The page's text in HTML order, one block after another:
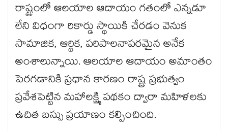
రాష్ట్రంలో ఆలయాల ఆదాయం గతంలో ఎన్నడూ
లేని విధంగా రికార్డు స్థాయికి చేరడం వెనుక
సామాజిక, ఆర్థిక, పరిపాలనాపరమైన అనేక
అంశాలున్నాయి. ఆలయాల ఆదాయం అమాంతం
పెరగడానికి ప్రధాన కారణం రాష్ట్ర ప్రభుత్వం
ప్రవేశపెట్టిన మహాలక్ష్మి పథకం ద్వారా మహిళలకు
ఉచిత బస్సు ప్రయాణం కల్పించింది.